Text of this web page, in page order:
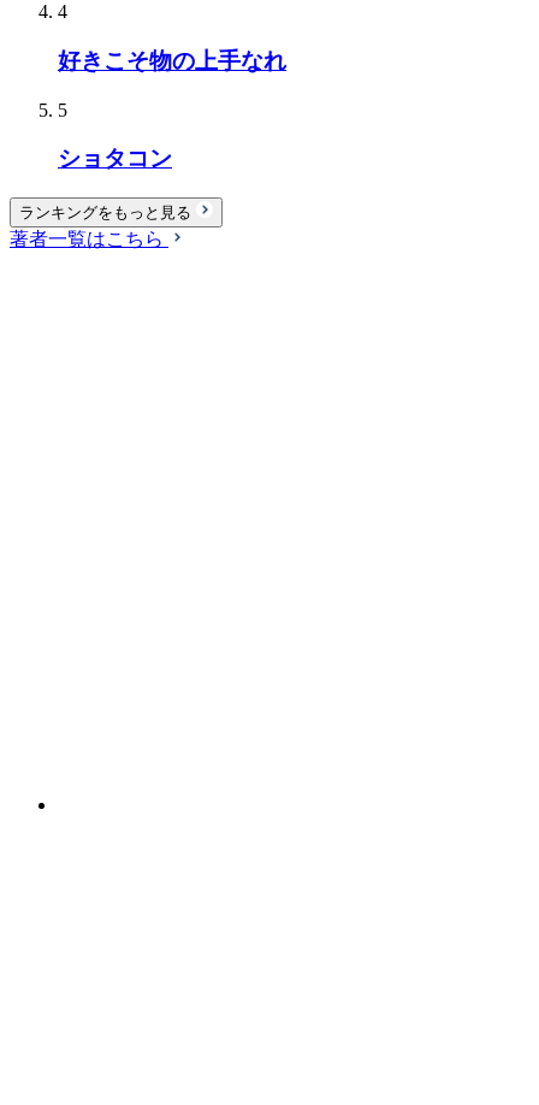
4
好きこそ物の上手なれ
5
ショタコン
ランキングをもっと見る
著者一覧はこちら